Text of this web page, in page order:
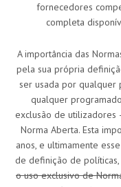
fornecedores
completa
A importância das
pela sua própria
ser usada por qualquer
qualquer
exclusão de utilizadores
Norma Aberta. Esta
anos, e ultimamente
de definição de
o uso exclusivo de